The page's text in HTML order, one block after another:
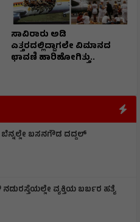
ಸಾವಿರಾರು ಅಡಿ
ಎತ್ತರದಲ್ಲಿದ್ದಾಗಲೇ ವಿಮಾನದ
ಛಾವಣಿ ಹಾರಿಹೋಗಿತ್ತು..
ಬೆನ್ನಲ್ಲೇ ಬಸನಗೌಡ ದದ್ದಲ್
ವ್ಯಕ್ತಿಯ ಬರ್ಬರ ಹತ್ಯೆ